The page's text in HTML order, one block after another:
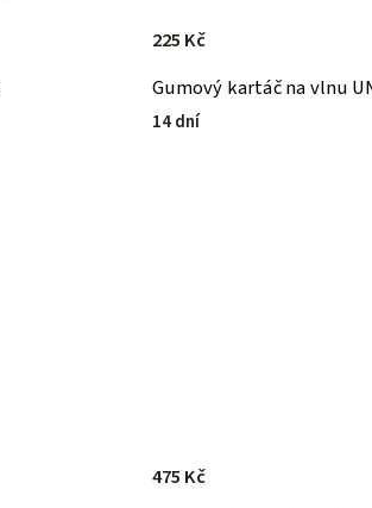
Gumový kartáč na vlnu
14 dní
225 Kč
475 Kč